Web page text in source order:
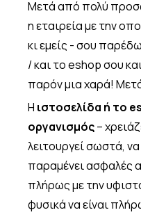
Μετά από πολύ
η εταιρεία με την
κι εμείς - σου
/ και το eshop σου
παρόν μια χαρά!
Η ιστοσελίδα ή το
οργανισμός–
λειτουργεί σωστά,
παραμένει ασφαλές
πλήρως με την
φυσικά να είναι